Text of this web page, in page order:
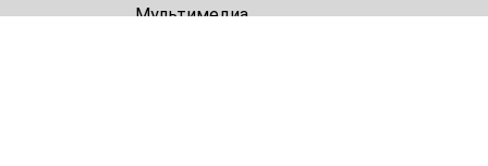
Мультимедиа